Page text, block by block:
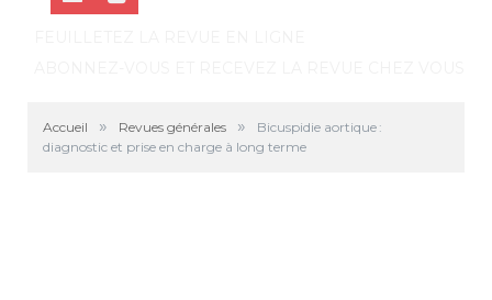
Accueil » Revues générales »
Bicuspidie aortique :
diagnostic et prise en charge à long terme